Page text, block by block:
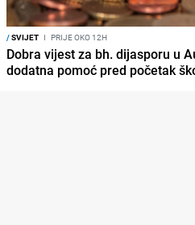
/SVIJET I PRIJE OKO 12H
Dobra vijest za bh. dijasporu u
dodatna pomoć pred početak